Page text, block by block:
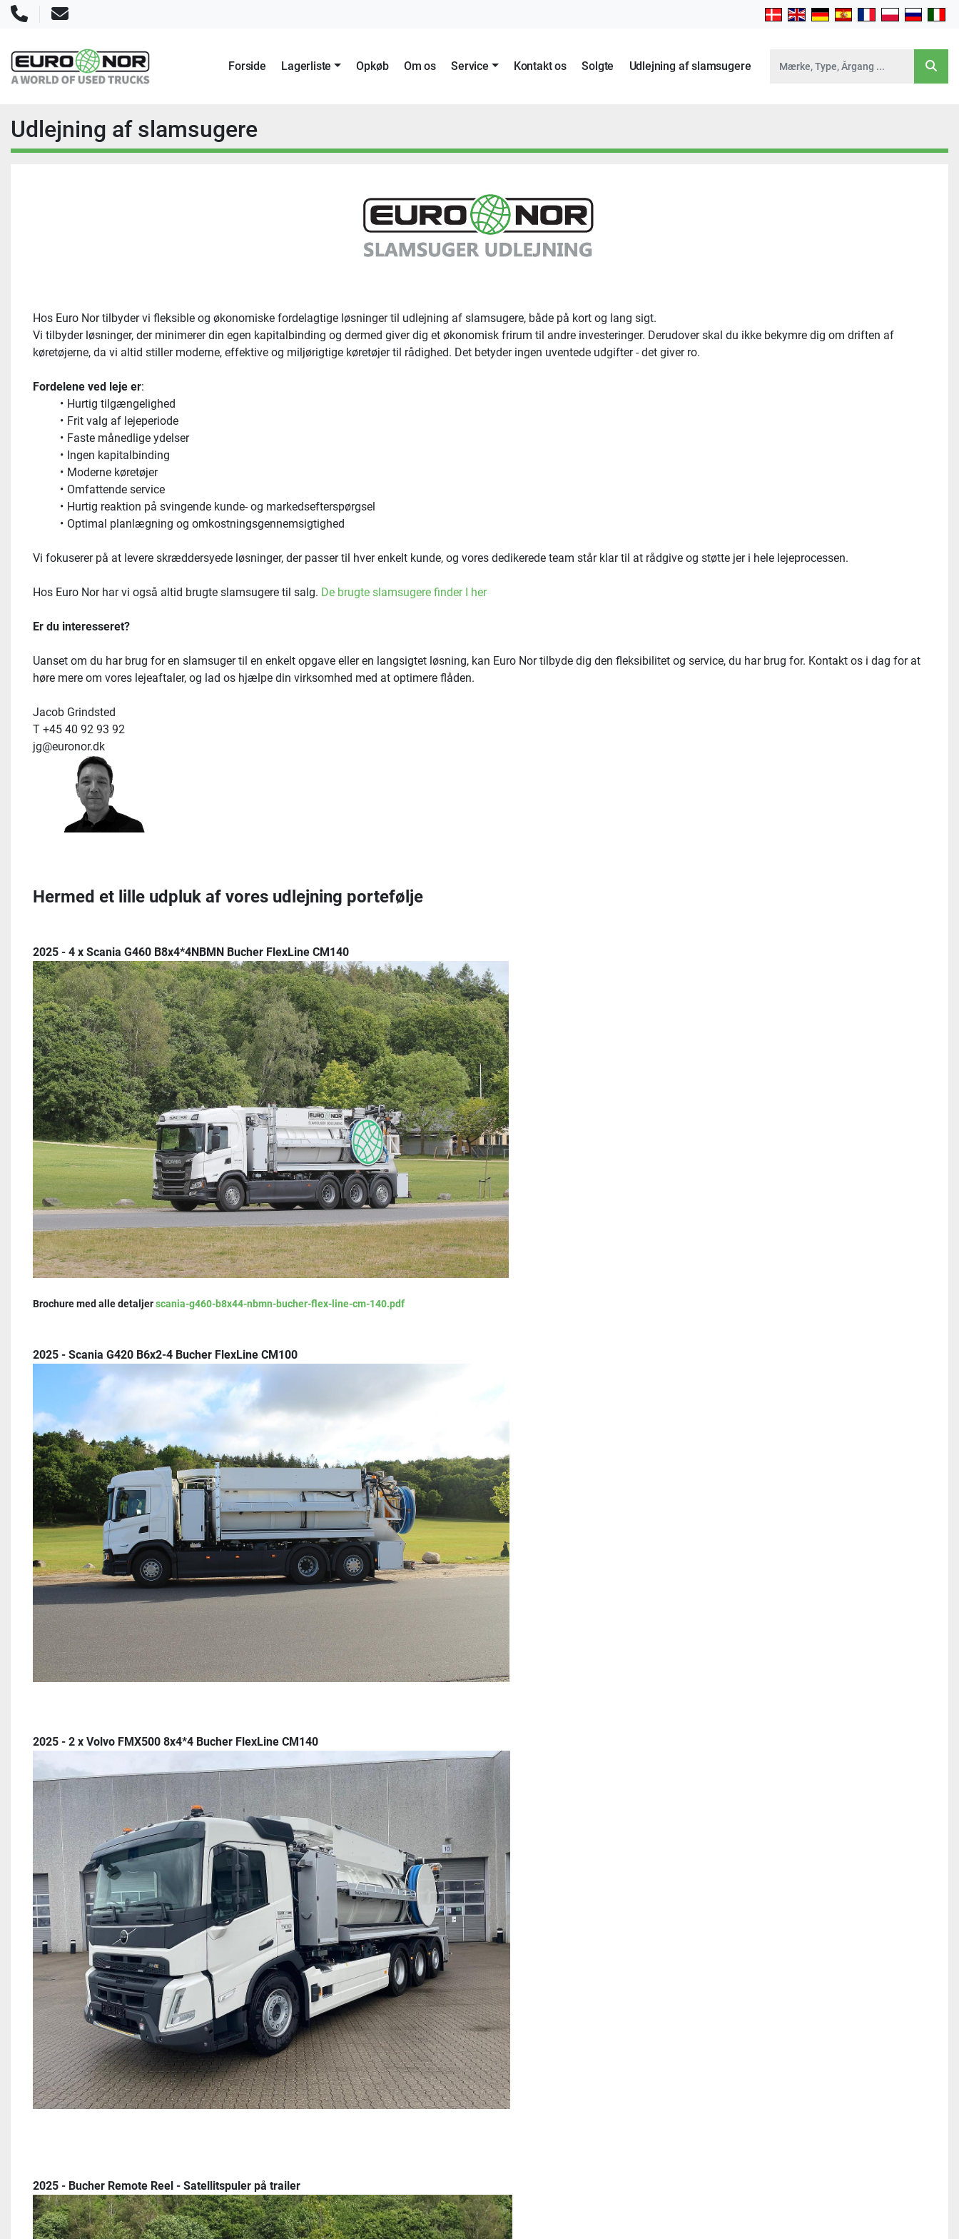
TelefonE-mail
Forside Lagerliste Solgte
Opkøb Om os Service Kontakt os Udlejning af slamsugere
Udlejning af slamsugere
Hos Euro Nor tilbyder vi fleksible og økonomiske fordelagtige løsninger til udlejning af slamsugere, både på kort og lang sigt.
Vi tilbyder løsninger, der minimerer din egen kapitalbinding og dermed giver dig et økonomisk frirum til andre investeringer. Derudover skal du ikke bekymre dig om driften af
køretøjerne, da vi altid stiller moderne, effektive og miljørigtige køretøjer til rådighed. Det betyder ingen uventede udgifter - det giver ro.
Fordelene ved leje er:
Hurtig tilgængelighed
Frit valg af lejeperiode
Faste månedlige ydelser
Ingen kapitalbinding
Moderne køretøjer
Omfattende service
Hurtig reaktion på svingende kunde- og markedsefterspørgsel
Optimal planlægning og omkostningsgennemsigtighed
Vi fokuserer på at levere skræddersyede løsninger, der passer til hver enkelt kunde, og vores dedikerede team står klar til at rådgive og støtte jer i hele lejeprocessen.
Hos Euro Nor har vi også altid brugte slamsugere til salg. De brugte slamsugere finder I her
Er du interesseret?
Uanset om du har brug for en slamsuger til en enkelt opgave eller en langsigtet løsning, kan Euro Nor tilbyde dig den fleksibilitet og service, du har brug for. Kontakt os i dag for at
høre mere om vores lejeaftaler, og lad os hjælpe din virksomhed med at optimere flåden.
Jacob Grindsted
T +45 40 92 93 92
jg@euronor.dk
Hermed et lille udpluk af vores udlejning portefølje
2025 - 4 x Scania G460 B8x4*4NBMN Bucher FlexLine CM140
Brochure med alle detaljer scania-g460-b8x44-nbmn-bucher-flex-line-cm-140.pdf
2025 - Scania G420 B6x2-4 Bucher FlexLine CM100
2025 - 2 x Volvo FMX500 8x4*4 Bucher FlexLine CM140
2025 - Bucher Remote Reel - Satellitspuler på trailer